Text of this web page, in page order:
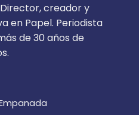
Director, creador y
en Papel. Periodista
de 30 años de